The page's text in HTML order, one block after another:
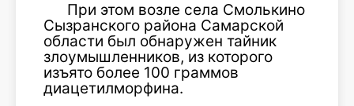
При этом возле села Смолькино
Сызранского района Самарской
области был обнаружен тайник
злоумышленников, из которого
изъято более 100 граммов
диацетилморфина.